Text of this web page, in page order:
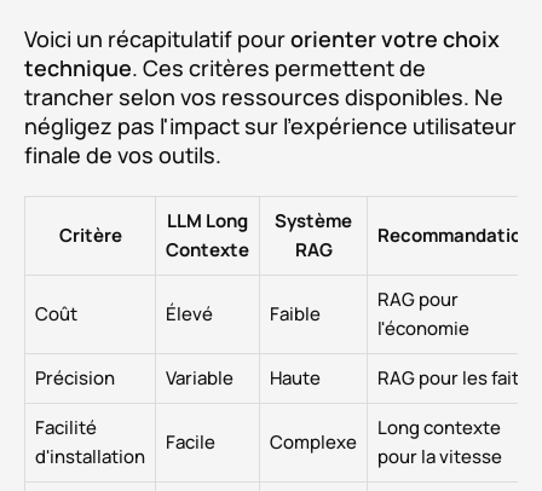
Voici un récapitulatif pourorienter votre choix
technique. Ces critères permettent de
trancher selon vos ressources disponibles. Ne
négligez pas l'impact sur l'expérience utilisateur
finale de vos outils.
Critère
LLM Long
Contexte
Système
RAG
Recommandation
Coût Élevé Faible
RAG pour
l'économie
Précision
Variable Haute
RAG pour les faits
Facilité
d'installation
Facile Complexe
Long contexte
pour la vitesse